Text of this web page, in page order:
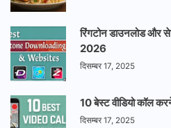
रिंगटोन डाउनलोड और
2026
दिसम्बर 17, 2025
10 बेस्ट वीडियो कॉल
दिसम्बर 17, 2025